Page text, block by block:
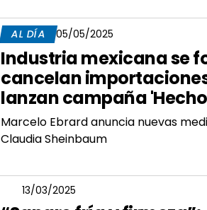
AL DÍA 05/05/2025
Industria mexicana se
cancelan
lanzan campaña
Marcelo Ebrard anuncia nuevas
Claudia Sheinbaum
13/03/2025